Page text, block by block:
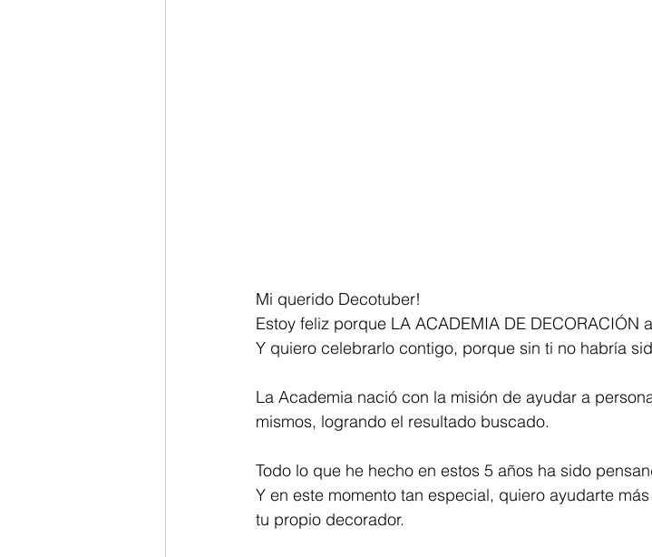
Mi querido Decotuber!
Estoy feliz porque LA ACADEMIA DE DECORACIÓN
Y quiero celebrarlo contigo, porque sin ti no habría
La Academia nació con la misión de ayudar a
mismos, logrando el resultado buscado.
Todo lo que he hecho en estos 5 años ha sido
Y en este momento tan especial, quiero ayudarte
tu propio decorador.